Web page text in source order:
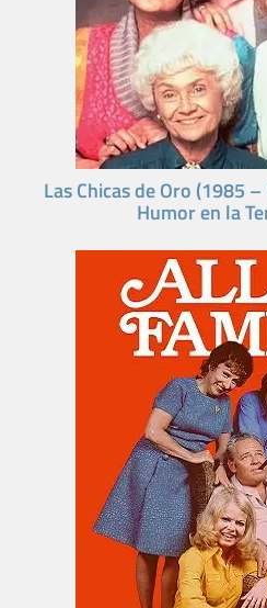
Las Chicas de Oro (1985
Humor en la